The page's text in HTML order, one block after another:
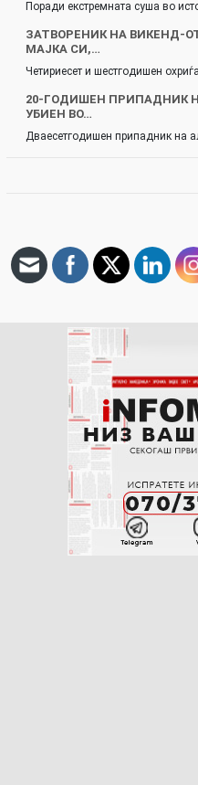
Поради екстремната суша во
ЗАТВОРЕНИК НА ВИКЕНД-
МАЈКА СИ,…
Четириесет и шестгодишен
20-ГОДИШЕН ПРИПАДНИК
УБИЕН ВО…
Дваесетгодишен припадник на